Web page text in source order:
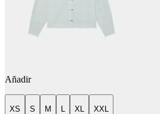
Añadir
XS S M L XL XXL